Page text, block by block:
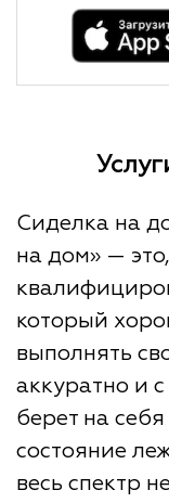
Сиделка на
на дом» —
который
выполнять
аккуратно и
берет на себя
состояние
весь спектр